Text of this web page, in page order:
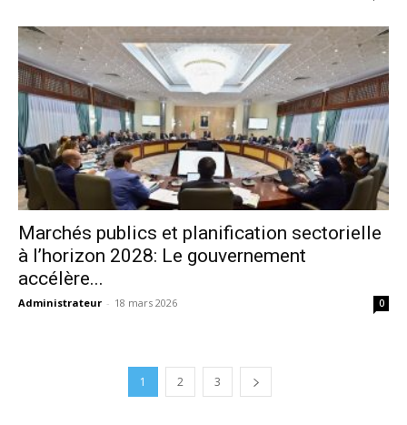
Marchés publics et planification sectorielle
à l’horizon 2028: Le gouvernement
accélère...
Administrateur - 18 mars 2026 0
1 2 3